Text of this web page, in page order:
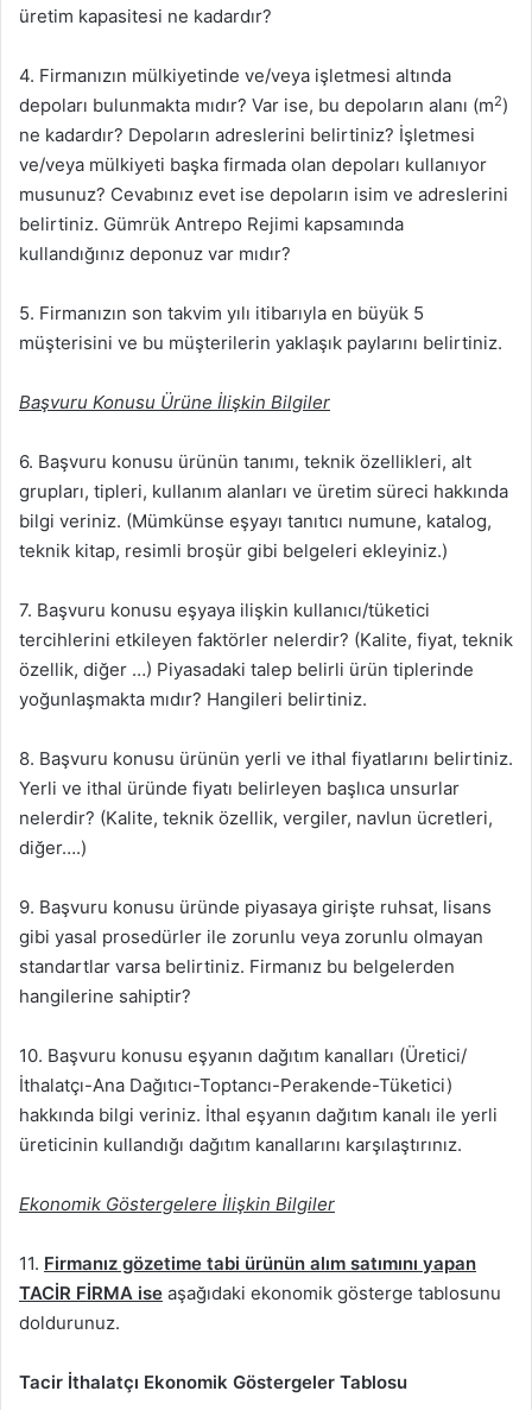
üretim kapasitesi ne kadardır?
4. Firmanızın mülkiyetinde ve/veya işletmesi altında
depoları bulunmakta mıdır? Var ise, bu depoların alanı (m2)
ne kadardır? Depoların adreslerini belirtiniz? İşletmesi
ve/veya mülkiyeti başka firmada olan depoları kullanıyor
musunuz? Cevabınız evet ise depoların isim ve adreslerini
belirtiniz. Gümrük Antrepo Rejimi kapsamında
kullandığınız deponuz var mıdır?
5. Firmanızın son takvim yılı itibarıyla en büyük 5
müşterisini ve bu müşterilerin yaklaşık paylarını belirtiniz.
Başvuru Konusu Ürüne İlişkin Bilgiler
6. Başvuru konusu ürünün tanımı, teknik özellikleri, alt
grupları, tipleri, kullanım alanları ve üretim süreci hakkında
bilgi veriniz. (Mümkünse eşyayı tanıtıcı numune, katalog,
teknik kitap, resimli broşür gibi belgeleri ekleyiniz.)
7. Başvuru konusu eşyaya ilişkin kullanıcı/tüketici
tercihlerini etkileyen faktörler nelerdir? (Kalite, fiyat, teknik
özellik, diğer …) Piyasadaki talep belirli ürün tiplerinde
yoğunlaşmakta mıdır? Hangileri belirtiniz.
8. Başvuru konusu ürünün yerli ve ithal fiyatlarını belirtiniz.
Yerli ve ithal üründe fiyatı belirleyen başlıca unsurlar
nelerdir? (Kalite, teknik özellik, vergiler, navlun ücretleri,
diğer….)
9. Başvuru konusu üründe piyasaya girişte ruhsat, lisans
gibi yasal prosedürler ile zorunlu veya zorunlu olmayan
standartlar varsa belirtiniz. Firmanız bu belgelerden
hangilerine sahiptir?
10. Başvuru konusu eşyanın dağıtım kanalları (Üretici/
İthalatçı-Ana Dağıtıcı-Toptancı-Perakende-Tüketici)
hakkında bilgi veriniz. İthal eşyanın dağıtım kanalı ile yerli
üreticinin kullandığı dağıtım kanallarını karşılaştırınız.
Ekonomik Göstergelere İlişkin Bilgiler
11. Firmanız gözetime tabi ürünün alım satımını yapan
TACİR FİRMA ise aşağıdaki ekonomik gösterge tablosunu
doldurunuz.
Tacir İthalatçı Ekonomik Göstergeler Tablosu